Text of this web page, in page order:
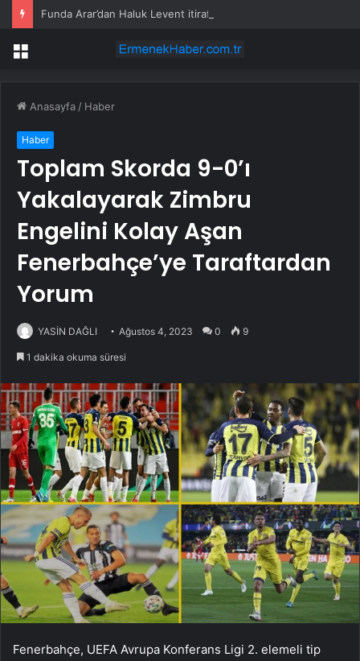
Menü
Anasayfa / Haber
Haber
Toplam Skorda 9-0’ı
Yakalayarak Zimbru
Engelini Kolay Aşan
Fenerbahçe’ye Taraftardan
Yorum
YASİN DAĞLI Ağustos 4, 2023 0 9
1 dakika okuma süresi
Fenerbahçe, UEFA Avrupa Konferans Ligi 2. elemeli tip